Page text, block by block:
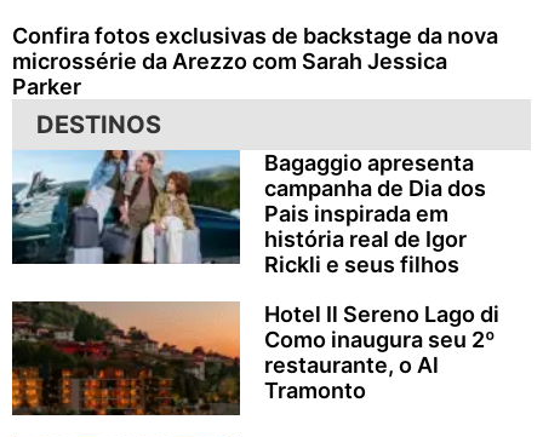
Confira fotos exclusivas de backstage da nova
microssérie da Arezzo com Sarah Jessica
Parker
DESTINOS
Bagaggio apresenta
campanha de Dia dos
Pais inspirada em
história real de Igor
Rickli e seus filhos
Hotel Il Sereno Lago di
Como inaugura seu 2º
restaurante, o Al
Tramonto